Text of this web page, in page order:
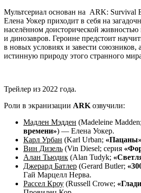
Мультсериал основан на ARK: Survival
Елена Уокер приходит в себя на
населённом доисторической живностью
и динозавров. Героине предстоит
в новых условиях и завести союзников,
истинную природу этого странного
Трейлер из 2022 года.
Роли в экранизации ARK озвучили:
Мадлен Мэдден (Madeleine Madden;
времени») — Елена Уокер.
Карл Урбан (Karl Urban; «Пацаны»
Вин Дизель (Vin Diesel; серия
Алан Тьюдик (Alan Tudyk;
Джерард Батлер (Gerard Butler;
Гай Марцелл Нерва.
Рассел Кроу (Russell Crowe;